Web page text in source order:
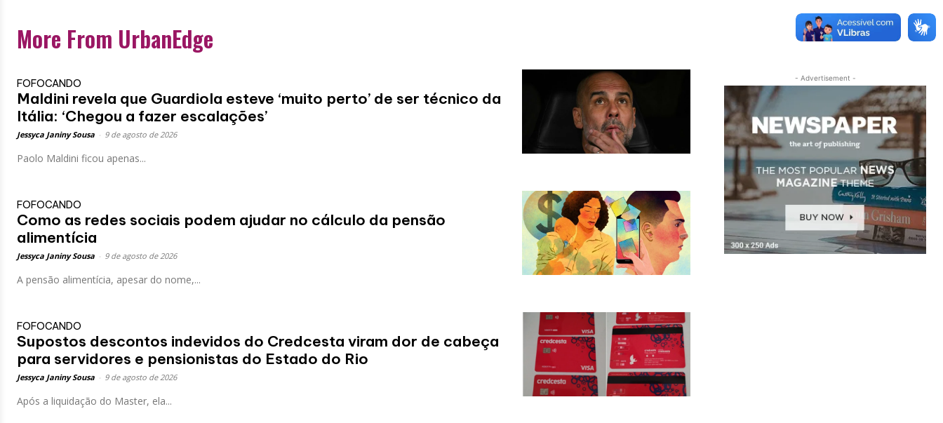
More From UrbanEdge
FOFOCANDO
Maldini revela que Guardiola esteve ‘muito perto’ de ser técnico da
Itália: ‘Chegou a fazer escalações’
Jessyca Janiny Sousa 9 de agosto de 2026
Paolo Maldini ficou apenas...
FOFOCANDO
Como as redes sociais podem ajudar no cálculo da pensão
alimentícia
Jessyca Janiny Sousa 9 de agosto de 2026
A pensão alimentícia, apesar do nome,...
FOFOCANDO
Supostos descontos indevidos do Credcesta viram dor de cabeça
para servidores e pensionistas do Estado do Rio
Jessyca Janiny Sousa 9 de agosto de 2026
Após a liquidação do Master, ela...
- Advertisement -